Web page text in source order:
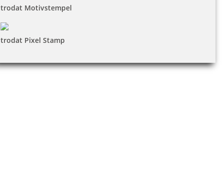
trodat Motivstempel
trodat Pixel Stamp